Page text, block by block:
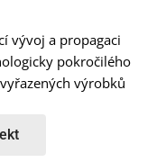
vývoj a propagaci
pokročilého
výrobků